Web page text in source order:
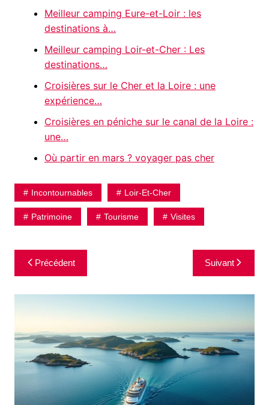
Meilleur camping Eure-et-Loir : les
destinations à…
Meilleur camping Loir-et-Cher : Les
destinations…
Croisières sur le Cher et la Loire : une
expérience…
Croisières en péniche sur le canal de la Loire :
une…
Où partir en mars ? voyager pas cher
Incontournables Loir-Et-Cher
Patrimoine Tourisme Visites
Navigation
de
l’article
Précédent Suivant